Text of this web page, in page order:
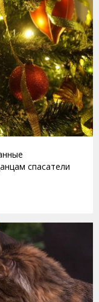
спасатели